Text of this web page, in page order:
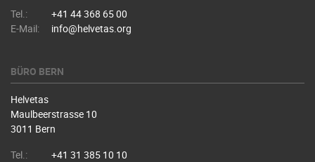
Tel.:
+41 44 368 65 00
E-Mail:
info@helvetas.org
BÜRO BERN
Helvetas
Maulbeerstrasse 10
3011 Bern
Tel.:
+41 31 385 10 10